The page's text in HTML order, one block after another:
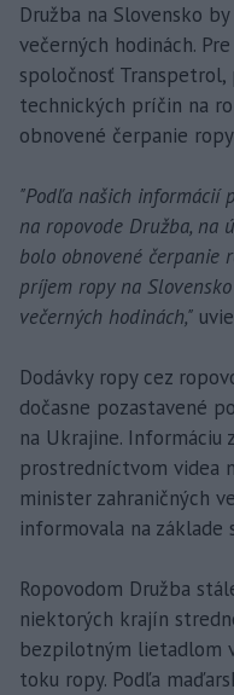
Družba na Slovensko
večerných hodinách.
spoločnosť
technických príčin na
obnovené čerpanie
"Podľa našich informácií
na ropovode Družba, na
bolo obnovené čerpanie
príjem ropy na
večerných hodinách,"
Dodávky ropy cez
dočasne pozastavené
na Ukrajine. Informáciu
prostredníctvom videa
minister zahraničných
informovala na základe
Ropovodom Družba
niektorých krajín
bezpilotným lietadlom
toku ropy. Podľa